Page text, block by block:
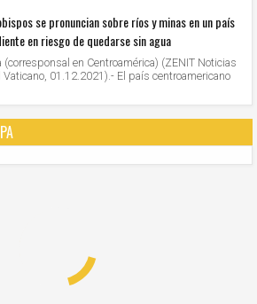
se pronuncian sobre ríos y minas en un país
en riesgo de quedarse sin agua
(corresponsal en Centroamérica) (ZENIT Noticias
01.12.2021).- El país centroamericano